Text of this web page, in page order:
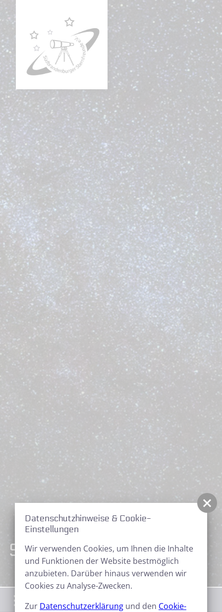
Sternfreunde Aktuell
Menü
Datenschutzhinweise & Cookie-
Einstellungen
Wir verwenden Cookies, um Ihnen die Inhalte
und Funktionen der Website bestmöglich
anzubieten. Darüber hinaus verwenden wir
Cookies zu Analyse-Zwecken.
Zur Datenschutzerklärung und den Cookie-